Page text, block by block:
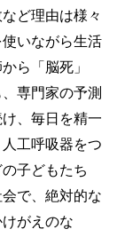
ど理由は様々
いながら生活
ら「脳死」
専門家の予測
、毎日を精一
工呼吸器をつ
子どもたち
で、絶対的な
がえのな